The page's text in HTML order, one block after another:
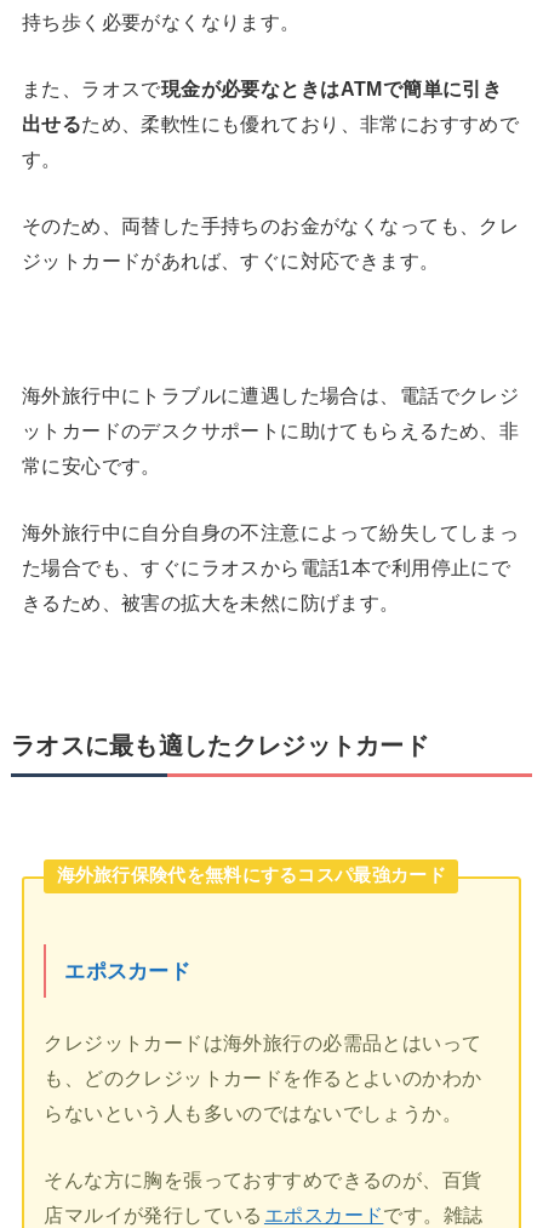
持ち歩く必要がなくなります。
また、ラオスで現金が必要なときはATMで簡単に引き
出せるため、柔軟性にも優れており、非常におすすめで
す。
そのため、両替した手持ちのお金がなくなっても、クレ
ジットカードがあれば、すぐに対応できます。
海外旅行中にトラブルに遭遇した場合は、電話でクレジ
ットカードのデスクサポートに助けてもらえるため、非
常に安心です。
海外旅行中に自分自身の不注意によって紛失してしまっ
た場合でも、すぐにラオスから電話1本で利用停止にで
きるため、被害の拡大を未然に防げます。
ラオスに最も適したクレジットカード
海外旅行保険代を無料にするコスパ最強カード
エポスカード
クレジットカードは海外旅行の必需品とはいって
も、どのクレジットカードを作るとよいのかわか
らないという人も多いのではないでしょうか。
そんな方に胸を張っておすすめできるのが、百貨
店マルイが発行している エポスカードです。雑誌